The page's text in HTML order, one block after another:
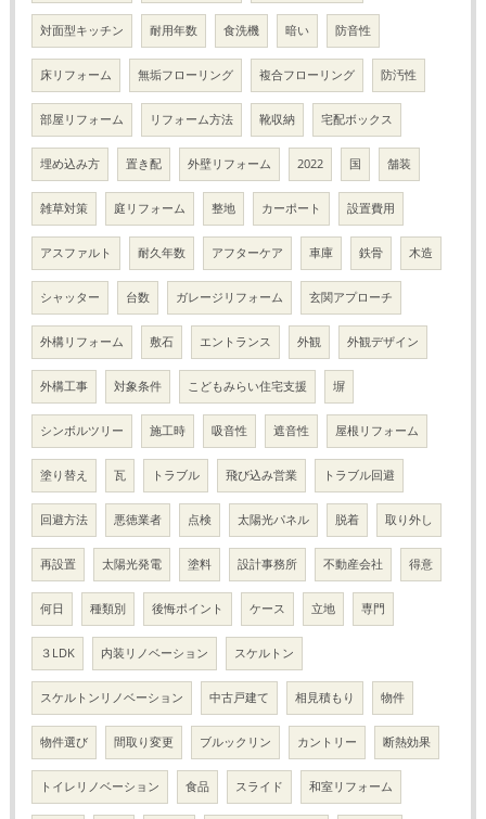
対面型キッチン 耐用年数 食洗機 暗い 防音性
床リフォーム 無垢フローリング 複合フローリング 防汚性
部屋リフォーム リフォーム方法 靴収納 宅配ボックス
埋め込み方 置き配 外壁リフォーム 2022 国 舗装
雑草対策 庭リフォーム 整地 カーポート 設置費用
アスファルト 耐久年数 アフターケア 車庫 鉄骨 木造
シャッター 台数 ガレージリフォーム 玄関アプローチ
外構リフォーム 敷石 エントランス 外観 外観デザイン
外構工事 対象条件 こどもみらい住宅支援 塀
シンボルツリー 施工時 吸音性 遮音性 屋根リフォーム
塗り替え 瓦 トラブル 飛び込み営業 トラブル回避
回避方法 悪徳業者 点検 太陽光パネル 脱着 取り外し
再設置 太陽光発電 塗料 設計事務所 不動産会社 得意
何日 種類別 後悔ポイント ケース 立地 専門
３LDK 内装リノベーション スケルトン
スケルトンリノベーション 中古戸建て 相見積もり 物件
物件選び 間取り変更 ブルックリン カントリー 断熱効果
トイレリノベーション 食品 スライド 和室リフォーム